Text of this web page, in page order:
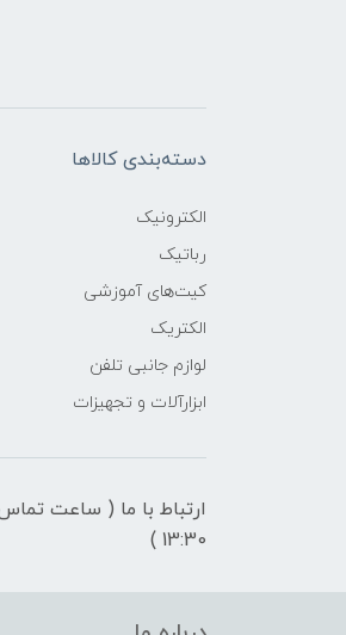
دسته‌بندی کالاها
الکترونیک
رباتیک
کیت‌های آموزشی
الکتریک
لوازم جانبی تلفن
ابزارآلات و تجهیزات
13:30 )